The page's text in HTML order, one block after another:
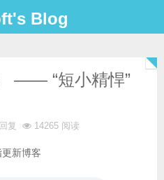
Blog
—— “短小精悍”
复 14265 阅读
新博客